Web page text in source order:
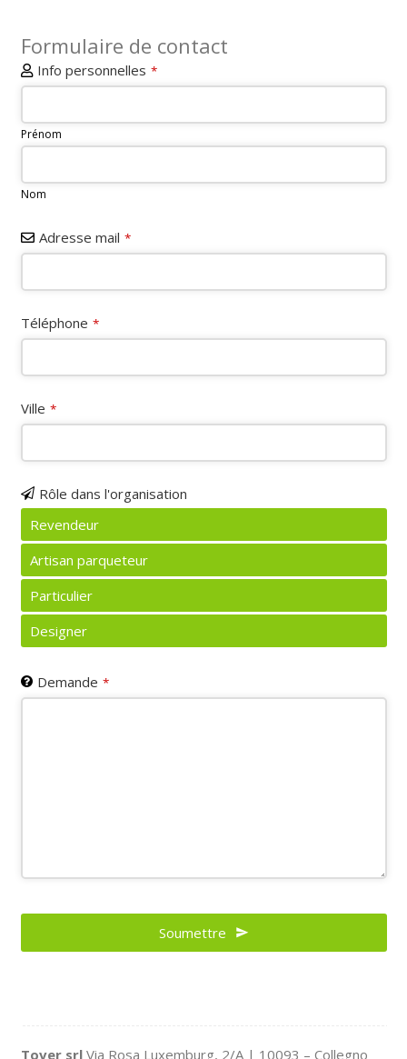
Formulaire de contact
Info personnelles *
Prénom
Nom
Adresse mail *
Téléphone *
Ville *
Rôle dans l'organisation
Revendeur
Artisan parqueteur
Particulier
Designer
Demande *
Business
Soumettre
Tover srl Via Rosa Luxemburg, 2/A | 10093 – Collegno